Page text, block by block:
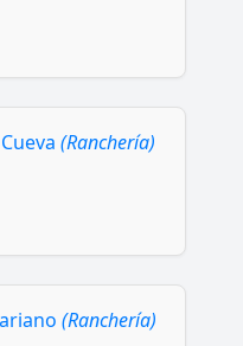
(Ranchería)
(Ranchería)